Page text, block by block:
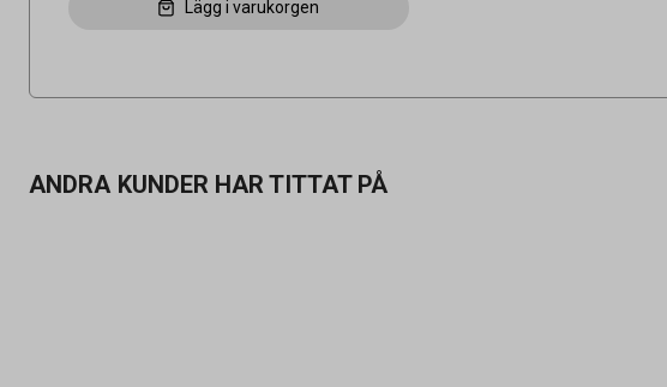
Lägg i varukorgen
ANDRA KUNDER HAR TITTAT PÅ